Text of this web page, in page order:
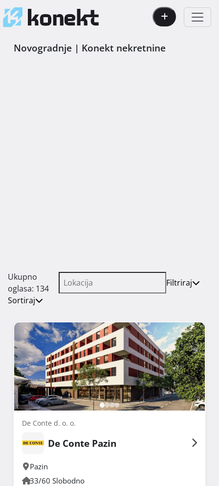
Novogradnje | Konekt nekretnine
Ukupno
oglasa: 134
Filtriraj
Sortiraj
De Conte d. o. o.
De Conte Pazin
Pazin
33/60 Slobodno